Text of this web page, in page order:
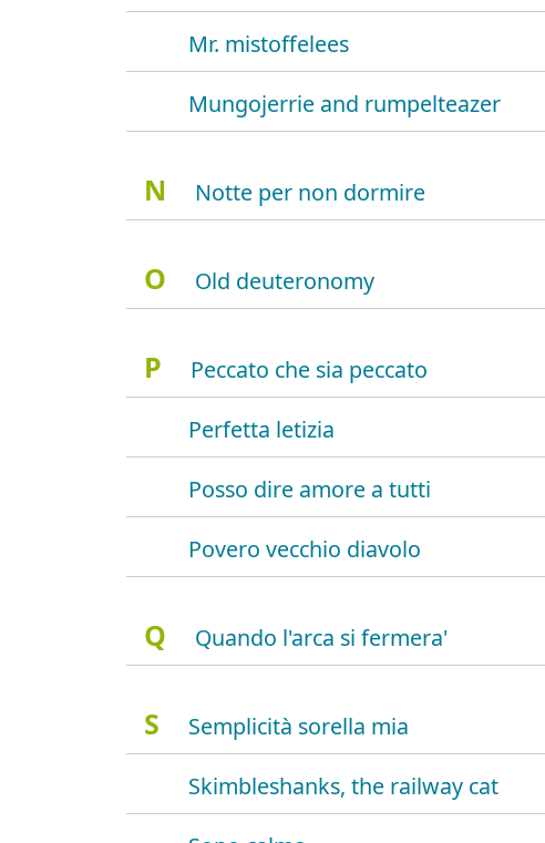
Mr. mistoffelees
Mungojerrie and rumpelteazer
N Notte per non dormire
O Old deuteronomy
P
Peccato che sia peccato
Perfetta letizia
Posso dire amore a tutti
Povero vecchio diavolo
Q Quando l'arca si fermera'
S
Semplicità sorella mia
Skimbleshanks, the railway cat